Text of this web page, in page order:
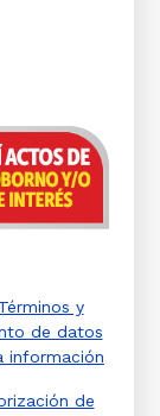
Términos y
de datos
información
de